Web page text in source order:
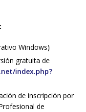
Windows)
gratuita de
index.php?
de inscripción por
de